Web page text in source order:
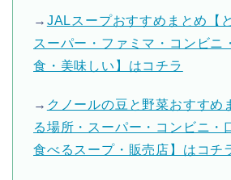
→ JALスープおすすめまとめ【
スーパー・ファミマ・コンビニ
食・美味しい】はコチラ
→ クノールの豆と野菜おすすめ
る場所・スーパー・コンビニ・
食べるスープ・販売店】はコチ